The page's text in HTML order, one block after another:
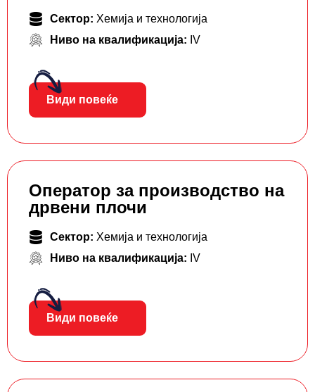
Сектор: Хемија и технологија
Ниво на квалификација: IV
Види повеќе
Оператор за производство на
дрвени плочи
Сектор: Хемија и технологија
Ниво на квалификација: IV
Види повеќе